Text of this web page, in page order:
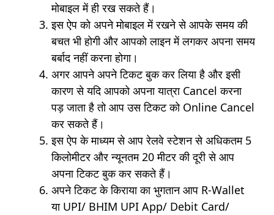
मोबाइल में ही रख सकते हैं।
इस ऐप को अपने मोबाइल में रखने से आपके समय की
बचत भी होगी और आपको लाइन में लगकर अपना समय
बर्बाद नहीं करना होगा।
अगर आपने अपने टिकट बुक कर लिया है और इसी
कारण से यदि आपको अपना यात्रा Cancel करना
पड़ जाता है तो आप उस टिकट को Online Cancel
कर सकते हैं।
इस ऐप के माध्यम से आप रेलवे स्टेशन से अधिकतम 5
किलोमीटर और न्यूनतम 20 मीटर की दूरी से आप
अपना टिकट बुक कर सकते हैं।
अपने टिकट के किराया का भुगतान आप R-Wallet
या UPI/ BHIM UPI App/ Debit Card/